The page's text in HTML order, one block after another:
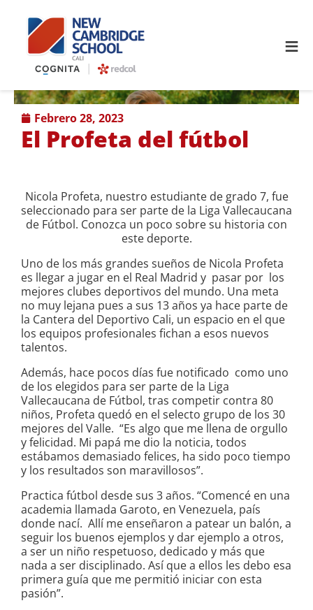
≡
febrero 28, 2023
El Profeta del fútbol
Nicola Profeta, nuestro estudiante de grado 7, fue
seleccionado para ser parte de la Liga Vallecaucana
de Fútbol. Conozca un poco sobre su historia con
este deporte.
Uno de los más grandes sueños de Nicola Profeta
es llegar a jugar en el Real Madrid y pasar por los
mejores clubes deportivos del mundo. Una meta
no muy lejana pues a sus 13 años ya hace parte de
la Cantera del Deportivo Cali, un espacio en el que
los equipos profesionales fichan a esos nuevos
talentos.
Además, hace pocos días fue notificado como uno
de los elegidos para ser parte de la Liga
Vallecaucana de Fútbol, tras competir contra 80
niños, Profeta quedó en el selecto grupo de los 30
mejores del Valle. “Es algo que me llena de orgullo
y felicidad. Mi papá me dio la noticia, todos
estábamos demasiado felices, ha sido poco tiempo
y los resultados son maravillosos”.
Practica fútbol desde sus 3 años. “Comencé en una
academia llamada Garoto, en Venezuela, país
donde nací. Allí me enseñaron a patear un balón, a
seguir los buenos ejemplos y dar ejemplo a otros,
a ser un niño respetuoso, dedicado y más que
nada a ser disciplinado. Así que a ellos les debo esa
primera guía que me permitió iniciar con esta
pasión”.